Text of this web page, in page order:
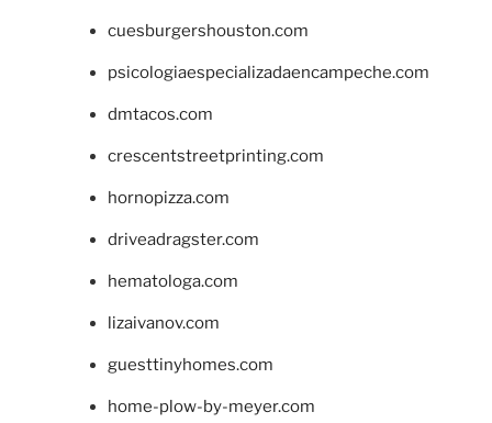
cuesburgershouston.com
psicologiaespecializadaencampeche.com
dmtacos.com
crescentstreetprinting.com
hornopizza.com
driveadragster.com
hematologa.com
lizaivanov.com
guesttinyhomes.com
home-plow-by-meyer.com